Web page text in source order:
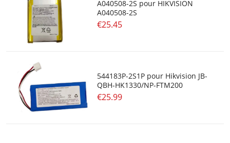
A040508-2S pour HIKVISION
A040508-2S
€25.45
544183P-2S1P pour Hikvision JB-
QBH-HK1330/NP-FTM200
€25.99